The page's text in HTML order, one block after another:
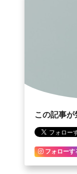
この記事が
フォローす